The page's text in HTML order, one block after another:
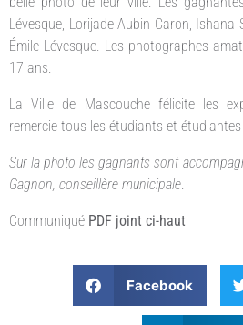
Lévesque, Lorijade Aubin Caron,
Émile Lévesque. Les photographes
17 ans.
La Ville de Mascouche félicite les
remercie tous les étudiants et
Sur la photo les gagnants sont
Gagnon, conseillère municipale.
Communiqué PDF joint ci-haut
Facebook